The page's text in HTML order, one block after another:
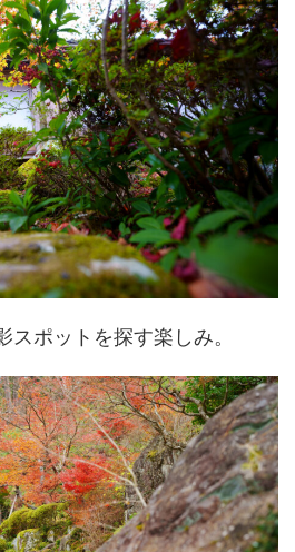
ポットを探す楽しみ。